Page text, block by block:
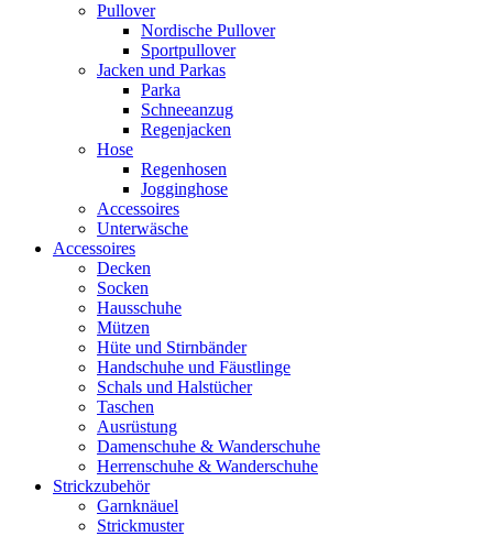
Pullover
Nordische Pullover
Sportpullover
Jacken und Parkas
Parka
Schneeanzug
Regenjacken
Hose
Regenhosen
Jogginghose
Accessoires
Unterwäsche
Accessoires
Decken
Socken
Hausschuhe
Mützen
Hüte und Stirnbänder
Handschuhe und Fäustlinge
Schals und Halstücher
Taschen
Ausrüstung
Damenschuhe & Wanderschuhe
Herrenschuhe & Wanderschuhe
Strickzubehör
Garnknäuel
Strickmuster